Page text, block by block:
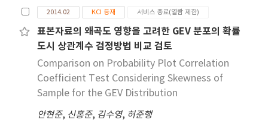
모의를 통해 재난상황 발생 시 수방시설물의 대피 경
로의 확보가 필요하다. 이를 위해서는 수방시설물에
저류되는 수자원에 대한 계측데이터를 기반으로
BIM(Building Information Modeling, BIM)과 연
계하여 신속한 의사결정이 수반되어야 하며 극한홍수
등의 재해로부터 대피할 수 있는 통로를 설정하여야
한다.본 연구에서는 BIM기술과 연계되는 재해 상황
지역빈도해석을 통해 극한 홍수가 일어나는 범위를
2014.02 KCI 등재 서비스 종료(열람 제한)
표본자료의 왜곡도 영향을 고려한 GEV 분포의 확률
도시 상관계수 검정방법 비교 검토
Comparison on Probability Plot Correlation
Coefficient Test Considering Skewness of
Sample for the GEV Distribution
안현준, 신홍준, 김수영, 허준행